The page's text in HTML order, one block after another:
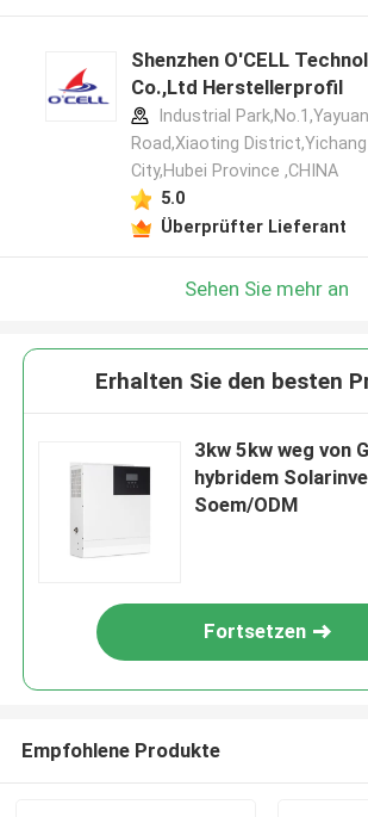
Shenzhen O'CELL
Co.,Ltd Herstellerprofil
Industrial Park,No.1,Yayuan
Road,Xiaoting District,Yichang
City,Hubei Province ,CHINA
5.0
Überprüfter Lieferant
Sehen Sie mehr an
Erhalten Sie den besten
3kw 5kw weg von
hybridem
Soem/ODM
Fortsetzen
Empfohlene Produkte